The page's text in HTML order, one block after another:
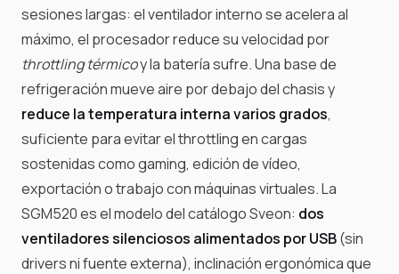
sesiones largas: el ventilador interno se acelera al
máximo, el procesador reduce su velocidad por
throttling térmicoy la batería sufre. Una base de
refrigeración mueve aire por debajo del chasis y
reduce la temperatura interna varios grados,
suficiente para evitar el throttling en cargas
sostenidas como gaming, edición de vídeo,
exportación o trabajo con máquinas virtuales. La
SGM520 es el modelo del catálogo Sveon: dos
ventiladores silenciosos alimentados por USB(sin
drivers ni fuente externa), inclinación ergonómica que